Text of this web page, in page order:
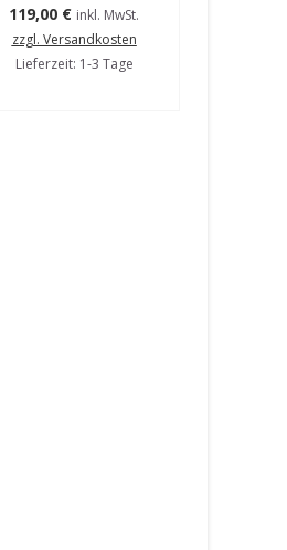
119,00 € inkl. MwSt.
zzgl. Versandkosten
Lieferzeit: 1-3 Tage